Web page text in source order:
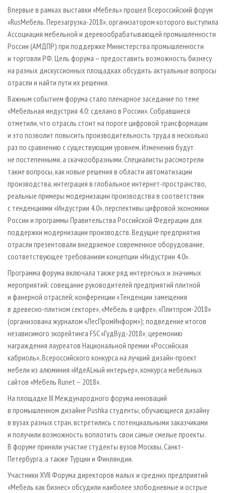
Впервые в рамках выставки «Мебель» прошел Всероссийский форум
«RusМебель. Перезагрузка-2018», организатором которого выступила
Ассоциация мебельной и деревообрабатывающей промышленности
России (АМДПР) при поддержке Министерства промышленности
и торговли РФ. Цель форума – предоставить возможность бизнесу
на разных дискуссионных площадках обсудить актуальные вопросы
отрасли и найти пути их решения.
Важным событием форума стало пленарное заседание по теме
«Мебельная индустрия 4.0: сделано в России». Собравшиеся
отметили, что отрасль стоит на пороге цифровой трансформации
и это позволит повысить производительность труда в несколько
раз по сравнению с существующим уровнем. Изменения будут
не постепенными, а скачкообразными. Специалисты рассмотрели
такие вопросы, как новые решения в области автоматизации
производства, интеграция в глобальное интернет-пространство,
реальные примеры модернизации производства в соответствии
с тенденциями «Индустрии 4.0», перспективы цифровой экономики
России и программы Правительства Российской Федерации для
поддержки модернизации производств. Ведущие предприятия
отрасли презентовали внедряемое современное оборудование,
соответствующее требованиям концепции «Индустрии 4.0».
Программа форума включала также ряд интересных и значимых
мероприятий: совещание руководителей предприятий плитной
и фанерной отраслей; конференции «Тенденции замещения
в древесно-плитном секторе», «Мебель в цифре», «Плитпром-2018»
(организована журналом «ЛесПромИнформ»); подведение итогов
независимого экорейтинга FSC «ГудВуд-2018»; церемонию
награждения лауреатов Национальной премии «Российская
кабриоль», Всероссийского конкурса на лучший дизайн-проект
мебели из алюминия «ИдеАLный интерьер», конкурса мебельных
сайтов «Мебель Runet – 2018».
На площадке III Международного форума инноваций
в промышленном дизайне Pushka студенты, обучающиеся дизайну
в вузах разных стран, встретились с потенциальными заказчиками
и получили возможность воплотить свои самые смелые проекты.
В форуме приняли участие студенты вузов Москвы, Санкт-
Петербурга, а также Турции и Финляндии.
Участники XVII Форума директоров малых и средних предприятий
«Мебель как бизнес» обсудили наиболее злободневные и острые